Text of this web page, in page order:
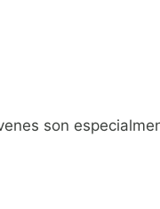
son